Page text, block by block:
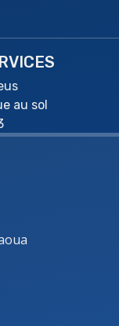
au sol